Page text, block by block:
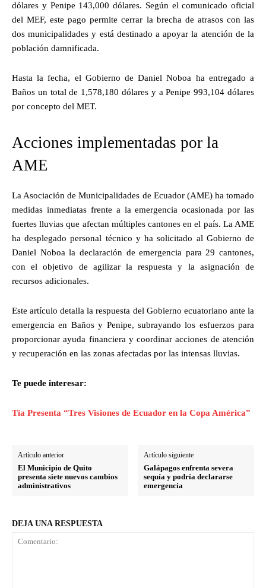
dólares y Penipe 143,000 dólares. Según el comunicado oficial
del MEF, este pago permite cerrar la brecha de atrasos con las
dos municipalidades y está destinado a apoyar la atención de la
población damnificada.
Hasta la fecha, el Gobierno de Daniel Noboa ha entregado a
Baños un total de 1,578,180 dólares y a Penipe 993,104 dólares
por concepto del MET.
Acciones implementadas por la
AME
La Asociación de Municipalidades de Ecuador (AME) ha tomado
medidas inmediatas frente a la emergencia ocasionada por las
fuertes lluvias que afectan múltiples cantones en el país. La AME
ha desplegado personal técnico y ha solicitado al Gobierno de
Daniel Noboa la declaración de emergencia para 29 cantones,
con el objetivo de agilizar la respuesta y la asignación de
recursos adicionales.
Este artículo detalla la respuesta del Gobierno ecuatoriano ante la
emergencia en Baños y Penipe, subrayando los esfuerzos para
proporcionar ayuda financiera y coordinar acciones de atención
y recuperación en las zonas afectadas por las intensas lluvias.
Te puede interesar:
Tía Presenta “Tres Visiones de Ecuador en la Copa América”
Artículo anterior
El Municipio de Quito
presenta siete nuevos cambios
administrativos
Artículo siguiente
Galápagos enfrenta severa
sequía y podría declararse
emergencia
DEJA UNA RESPUESTA